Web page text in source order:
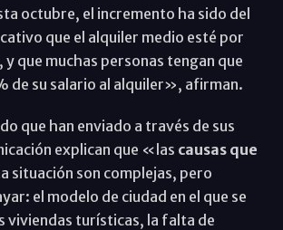
octubre, el incremento ha sido del
que el alquiler medio esté por
y que muchas personas tengan que
de su salario al alquiler», afirman.
que han enviado a través de sus
explican que «las causas que
situación son complejas, pero
el modelo de ciudad en el que se
viviendas turísticas, la falta de